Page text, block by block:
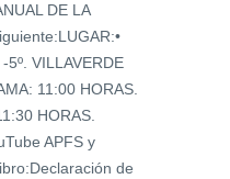
DE LA
VILLAVERDE
11:00 HORAS.
HORAS.
APFS y
de